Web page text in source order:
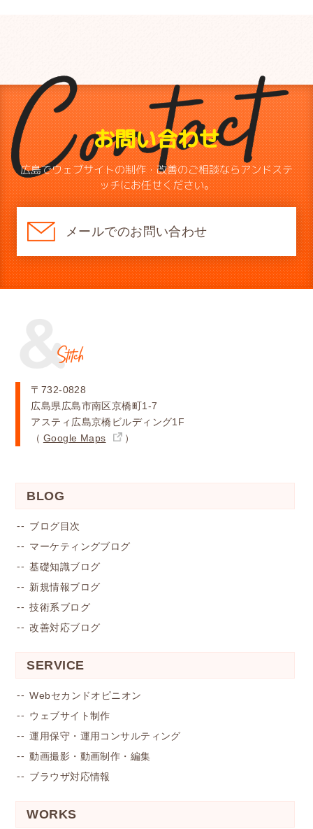
お問い合わせ
広島でウェブサイトの制作・改善のご相談ならアンドステ
ッチにお任せください。
メールでのお問い合わせ
〒732-0828
広島県広島市南区京橋町1-7
アスティ広島京橋ビルディング1F
（ Google Maps ）
BLOG
ブログ目次
マーケティングブログ
基礎知識ブログ
新規情報ブログ
技術系ブログ
改善対応ブログ
SERVICE
Webセカンドオピニオン
ウェブサイト制作
運用保守・運用コンサルティング
動画撮影・動画制作・編集
ブラウザ対応情報
WORKS